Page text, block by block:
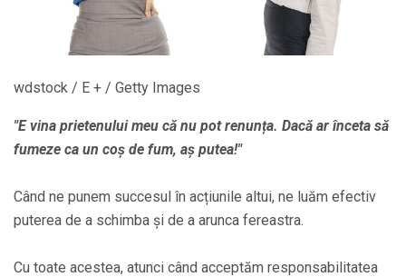
wdstock / E + / Getty Images
"E vina prietenului meu că nu pot renunța. Dacă ar înceta să
fumeze ca un coș de fum, aș putea!"
Când ne punem succesul în acțiunile altui, ne luăm efectiv
puterea de a schimba și de a arunca fereastra.
Cu toate acestea, atunci când acceptăm responsabilitatea